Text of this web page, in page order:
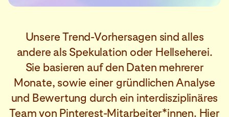
Unsere Trend-Vorhersagen sind alles
andere als Spekulation oder Hellseherei.
Sie basieren auf den Daten mehrerer
Monate, sowie einer gründlichen Analyse
und Bewertung durch ein interdisziplinäres
Team von Pinterest-Mitarbeiter*innen. Hier